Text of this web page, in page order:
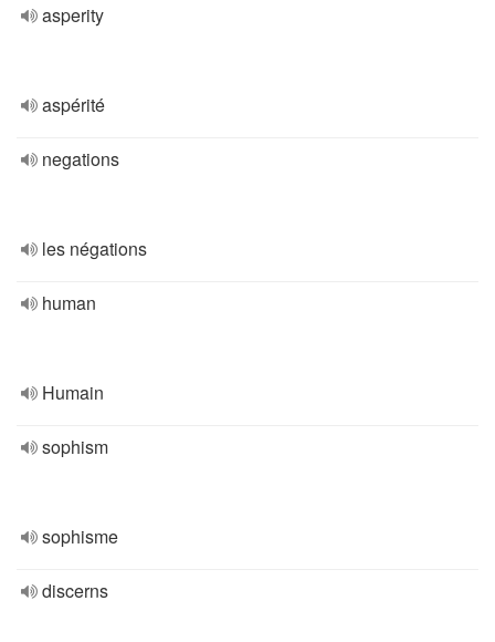
asperity
aspérité
negations
les négations
human
Humain
sophism
sophisme
discerns